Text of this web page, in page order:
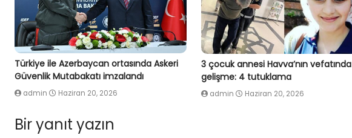
Türkiye ile Azerbaycan ortasında Askeri
Güvenlik Mutabakatı imzalandı
admin Haziran 20, 2026
3 çocuk annesi Havva’nın vefatında
gelişme: 4 tutuklama
admin Haziran 20, 2026
Bir yanıt yazın